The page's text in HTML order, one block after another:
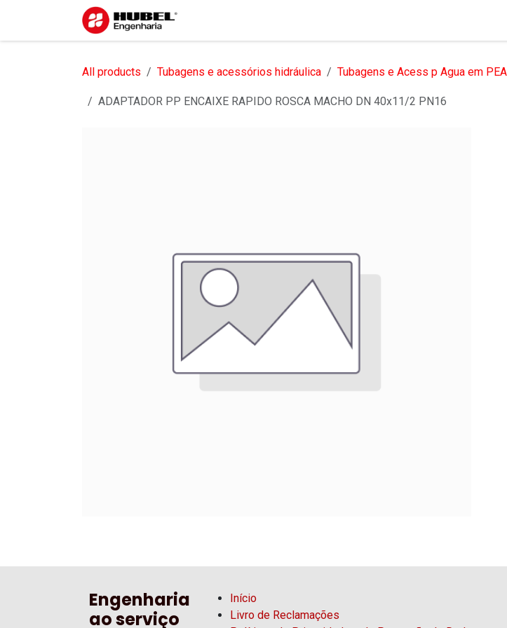
Pular para o conteúdo
All products Tubagens e acessórios hidráulica Tubagens e Acess p Agua em
ADAPTADOR PP ENCAIXE RAPIDO ROSCA MACHO DN 40x11/2 PN16
Engenharia
ao serviço
Início
Livro de Reclamações